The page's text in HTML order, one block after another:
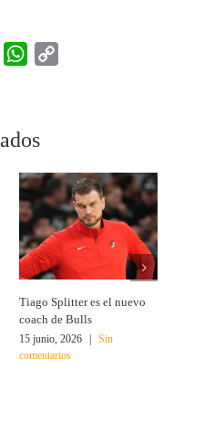
Twitter WhatsApp
Tiago Splitter es el nuevo
coach de Bulls
15 junio, 2026 |
Sin
comentarios